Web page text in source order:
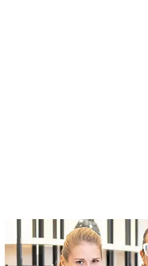
extraordinary experiences for
Current Roles